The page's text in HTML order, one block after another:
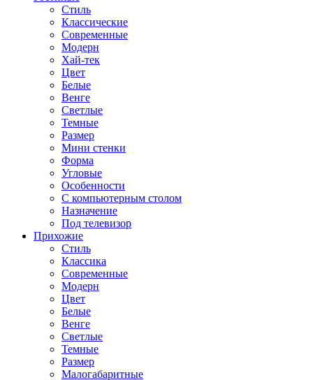
Стиль
Классические
Современные
Модерн
Хай-тек
Цвет
Белые
Венге
Светлые
Темные
Размер
Мини стенки
Форма
Угловые
Особенности
С компьютерным столом
Назначение
Под телевизор
Прихожие
Стиль
Классика
Современные
Модерн
Цвет
Белые
Венге
Светлые
Темные
Размер
Малогабаритные